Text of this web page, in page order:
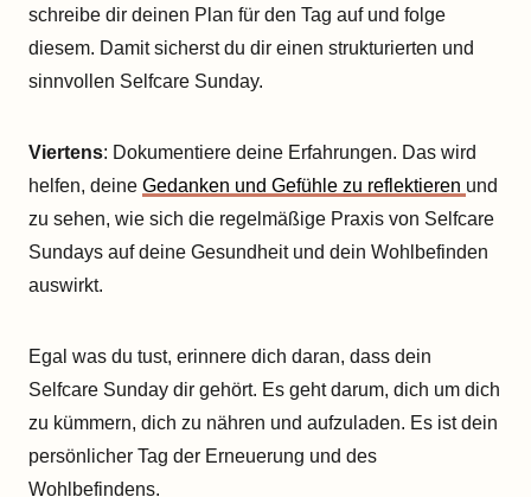
schreibe dir deinen Plan für den Tag auf und folge
diesem. Damit sicherst du dir einen strukturierten und
sinnvollen Selfcare Sunday.
Viertens: Dokumentiere deine Erfahrungen. Das wird
helfen, deine Gedanken und Gefühle zu reflektieren und
zu sehen, wie sich die regelmäßige Praxis von Selfcare
Sundays auf deine Gesundheit und dein Wohlbefinden
auswirkt.
Egal was du tust, erinnere dich daran, dass dein
Selfcare Sunday dir gehört. Es geht darum, dich um dich
zu kümmern, dich zu nähren und aufzuladen. Es ist dein
persönlicher Tag der Erneuerung und des
Wohlbefindens.